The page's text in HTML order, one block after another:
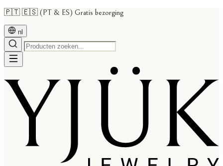
🇵🇹 🇪🇸 (PT & ES) Gratis bezorging
nl